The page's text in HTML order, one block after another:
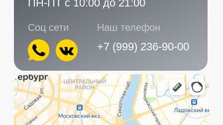
Главная
Санкт-Петербург,
Рощинская улица, 32Е
+7 (999) 236-90-00
ПН-ПТ
с 10:00 до 21:00